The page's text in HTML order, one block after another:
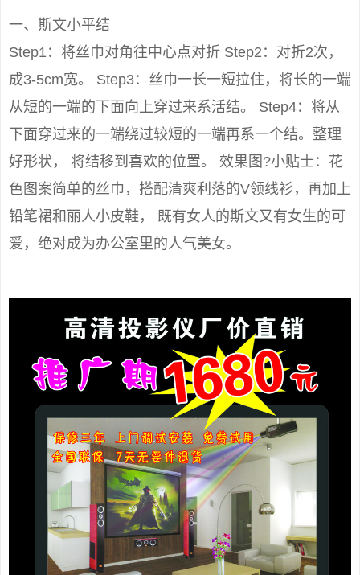
一、斯文小平结
Step1：将丝巾对角往中心点对折 Step2：对折2次，
成3-5cm宽。 Step3：丝巾一长一短拉住，将长的一端
从短的一端的下面向上穿过来系活结。 Step4：将从
下面穿过来的一端绕过较短的一端再系一个结。整理
好形状， 将结移到喜欢的位置。 效果图?小贴士：花
色图案简单的丝巾，搭配清爽利落的V领线衫，再加上
铅笔裙和丽人小皮鞋， 既有女人的斯文又有女生的可
爱，绝对成为办公室里的人气美女。